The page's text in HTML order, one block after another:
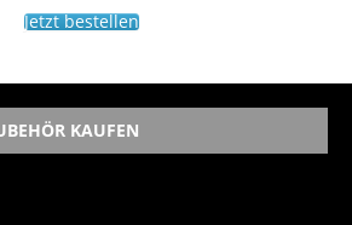
Jetzt bestellen
KAUFEN